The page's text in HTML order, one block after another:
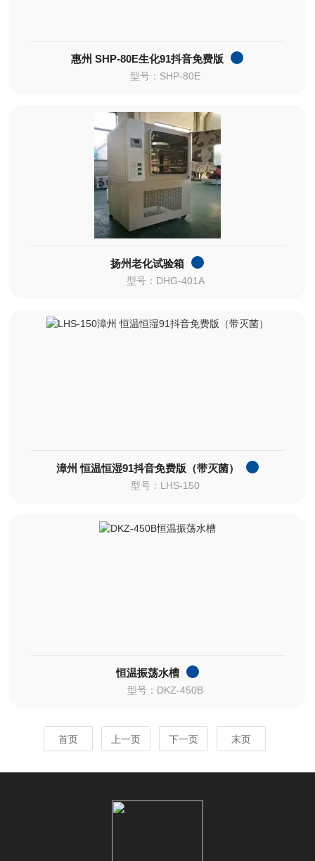
惠州 SHP-80E生化91抖音免费版
型号：SHP-80E
扬州老化试验箱
型号：DHG-401A
漳州 恒温恒湿91抖音免费版（带灭菌）
型号：LHS-150
恒温振荡水槽
型号：DKZ-450B
首页 上一页 下一页 末页